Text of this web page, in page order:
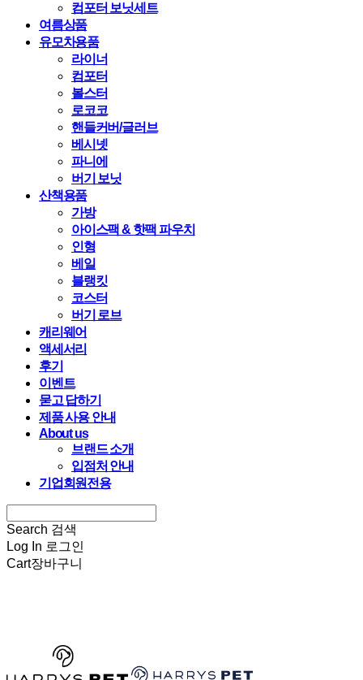
컴포터 보닛세트
여름상품
유모차용품
라이너
컴포터
볼스터
로코코
핸들커버/글러브
베시넷
파니에
버기 보닛
산책용품
가방
아이스팩 & 핫팩 파우치
인형
베일
블랭킷
코스터
버기 로브
캐리웨어
액세서리
후기
이벤트
묻고 답하기
제품 사용 안내
About us
브랜드 소개
입점처 안내
기업회원전용
Search 검색
Log In 로그인
Cart장바구니